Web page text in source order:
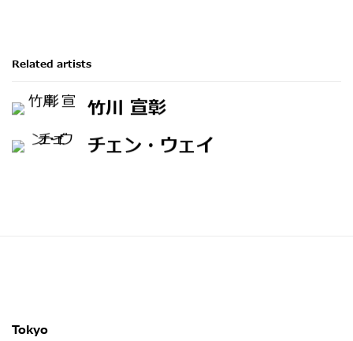
Related artists
竹川 宣彰
チェン・ウェイ
Tokyo